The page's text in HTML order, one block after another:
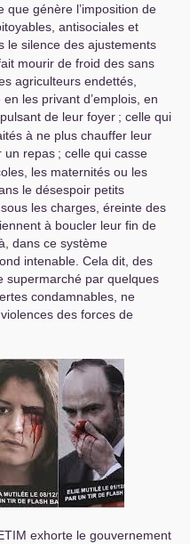
que génère l’imposition de
antisociales et
le silence des ajustements
mourir de froid des sans
agriculteurs endettés,
les privant d’emplois, en
de leur foyer ; celle qui
à ne plus chauffer leur
un repas ; celle qui casse
les maternités ou les
le désespoir petits
les charges, éreinte des
à boucler leur fin de
dans ce système
intenable. Cela dit, des
supermarché par quelques
condamnables, ne
des forces de
exhorte le gouvernement